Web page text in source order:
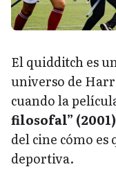
El quidditch es
universo de
cuando la
filosofal” (2001)
del cine cómo es
deportiva.